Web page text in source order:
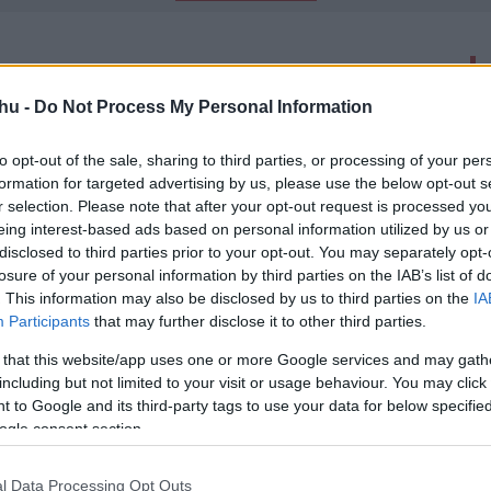
- Do Not Process My Personal Information
opt-out of the sale, sharing to third parties, or processing of your
for targeted advertising by us, please use the below opt-out
selection. Please note that after your opt-out request is processed
interest-based ads based on personal information utilized by us
to third parties prior to your opt-out. You may separately
of your personal information by third parties on the IAB’s list of
This information may also be disclosed by us to third parties on the
Participants that may further disclose it to other third parties.
that this website/app uses one or more Google services and may
but not limited to your visit or usage behaviour. You may
to Google and its third-party tags to use your data for below
consent section.
Data Processing Opt Outs
Company 100. évfordulója kapcsán szerkesztőségünk
a Walt Disney Animation Studios alkotásainak tizes
horrorként is lehetne adaptálni
szinkronos előzetesét is a